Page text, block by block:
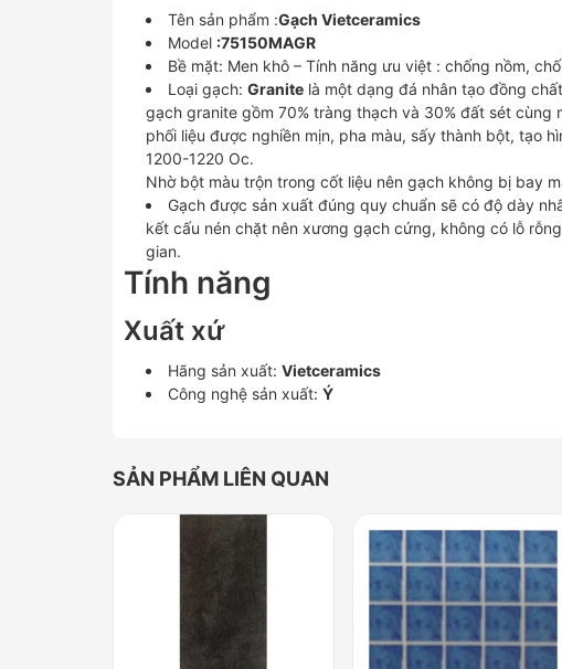
Tên sản phẩm :Gạch Vietceramics
Model :75150MAGR
Bề mặt: Men khô – Tính năng ưu việt : chống nồm,
Loại gạch: Granite là một dạng đá nhân tạo đồng
gạch granite gồm 70% tràng thạch và 30% đất sét
phối liệu được nghiền mịn, pha màu, sấy thành bột, tạo
1200-1220 Oc.
Nhờ bột màu trộn trong cốt liệu nên gạch không bị bay
Gạch được sản xuất đúng quy chuẩn sẽ có độ dày
kết cấu nén chặt nên xương gạch cứng, không có lỗ
gian.
Tính năng
Xuất xứ
Hãng sản xuất: Vietceramics
Công nghệ sản xuất: Ý
SẢN PHẨM LIÊN QUAN